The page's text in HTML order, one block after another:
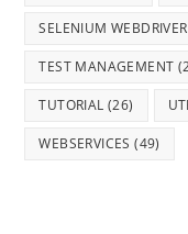
SELENIUM WEBDRIVER
TEST MANAGEMENT
TUTORIAL (26)
WEBSERVICES (49)